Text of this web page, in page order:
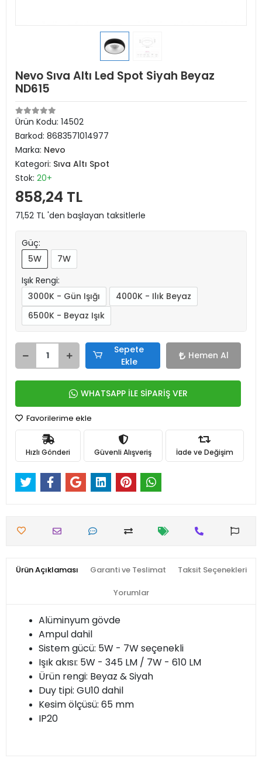
Nevo Sıva Altı Led Spot Siyah Beyaz
ND615
Ürün Kodu: 14502
Barkod: 8683571014977
Marka: Nevo
Kategori: Sıva Altı Spot
Stok: 20+
858,24 TL
71,52 TL 'den başlayan taksitlerle
Güç:
5W
7W
Işık Rengi:
3000K - Gün Işığı
4000K - Ilık Beyaz
6500K - Beyaz Işık
Sepete
Ekle
Hemen Al
WHATSAPP İLE SİPARİŞ VER
Favorilerime ekle
Hızlı Gönderi Güvenli Alışveriş İade ve Değişim
Ürün Açıklaması Garanti ve Teslimat Taksit Seçenekleri
Yorumlar
Alüminyum gövde
Ampul dahil
Sistem gücü: 5W - 7W seçenekli
Işık akısı: 5W - 345 LM / 7W - 610 LM
Ürün rengi: Beyaz & Siyah
Duy tipi: GU10 dahil
Kesim ölçüsü: 65 mm
IP20